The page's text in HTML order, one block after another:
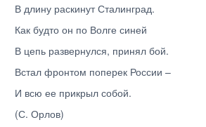
В длину раскинут Сталинград.
Как будто он по Волге синей
В цепь развернулся, принял бой.
Встал фронтом поперек России –
И всю ее прикрыл собой.
(С. Орлов)